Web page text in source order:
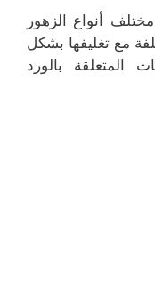
أنواع الزهور
مع تغليفها بشكل
المتعلقة بالورد